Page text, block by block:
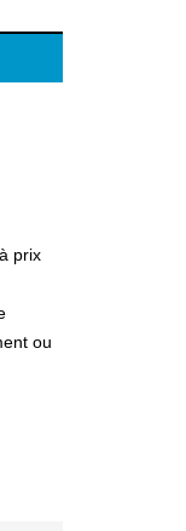
prix
ou